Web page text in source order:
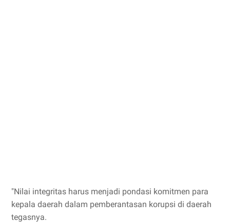
"Nilai integritas harus menjadi pondasi komitmen para
kepala daerah dalam pemberantasan korupsi di daerah
tegasnya.